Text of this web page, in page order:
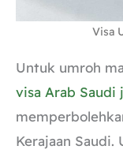
Visa
Untuk umroh
visa Arab Saudi
Kerajaan Saudi.